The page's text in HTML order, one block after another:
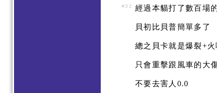
#32 經過本貓打了數百場
貝初比貝普簡單多了
總之貝卡就是爆裂+
只會重擊跟風車的大
不要去害人0.0